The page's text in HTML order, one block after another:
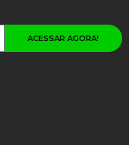
ACESSAR AGORA!